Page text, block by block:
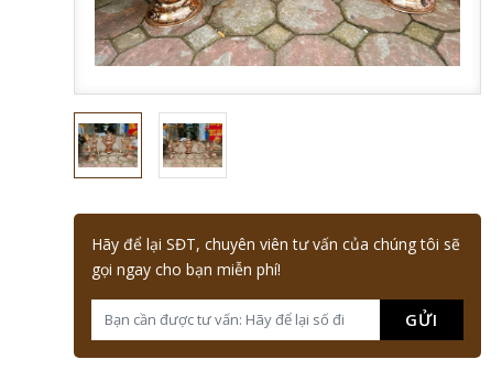
Hãy để lại SĐT, chuyên viên tư vấn của chúng tôi sẽ
gọi ngay cho bạn miễn phí!
GỬI